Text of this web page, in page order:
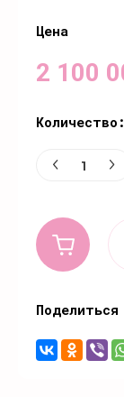
Цена
2 100
Количество:
Поделиться